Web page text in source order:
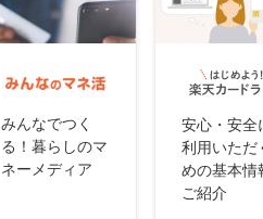
みんなでつく
る！暮らしのマ
ネーメディア
安心・安全
利用いただ
めの基本情
ご紹介